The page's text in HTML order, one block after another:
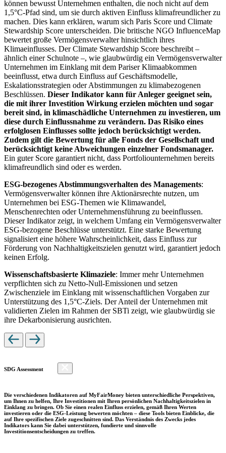
können bewusst Unternehmen enthalten, die noch nicht auf dem
1,5°C-Pfad sind, um sie durch aktiven Einfluss klimafreundlicher zu
machen. Dies kann erklären, warum sich Paris Score und Climate
Stewardship Score unterscheiden. Die britische NGO InfluenceMap
bewertet große Vermögensverwalter hinsichtlich ihres
Klimaeinflusses. Der Climate Stewardship Score beschreibt –
ähnlich einer Schulnote –, wie glaubwürdig ein Vermögensverwalter
Unternehmen im Einklang mit dem Pariser Klimaabkommen
beeinflusst, etwa durch Einfluss auf Geschäftsmodelle,
Eskalationsstrategien oder Abstimmungen zu klimabezogenen
Beschlüssen. Dieser Indikator kann für Anleger geeignet sein,
die mit ihrer Investition Wirkung erzielen möchten und sogar
bereit sind, in klimaschädliche Unternehmen zu investieren, um
diese durch Einflussnahme zu verändern. Das Risiko eines
erfolglosen Einflusses sollte jedoch berücksichtigt werden.
Zudem gilt die Bewertung für alle Fonds der Gesellschaft und
berücksichtigt keine Abweichungen einzelner Fondsmanager.
Ein guter Score garantiert nicht, dass Portfoliounternehmen bereits
klimafreundlich sind oder es werden.
ESG-bezogenes Abstimmungsverhalten des Managements:
Vermögensverwalter können ihre Aktionärsrechte nutzen, um
Unternehmen bei ESG-Themen wie Klimawandel,
Menschenrechten oder Unternehmensführung zu beeinflussen.
Dieser Indikator zeigt, in welchem Umfang ein Vermögensverwalter
ESG-bezogene Beschlüsse unterstützt. Eine starke Bewertung
signalisiert eine höhere Wahrscheinlichkeit, dass Einfluss zur
Förderung von Nachhaltigkeitszielen genutzt wird, garantiert jedoch
keinen Erfolg.
Wissenschaftsbasierte Klimaziele: Immer mehr Unternehmen
verpflichten sich zu Netto-Null-Emissionen und setzen
Zwischenziele im Einklang mit wissenschaftlichen Vorgaben zur
Unterstützung des 1,5°C-Ziels. Der Anteil der Unternehmen mit
validierten Zielen im Rahmen der SBTi zeigt, wie glaubwürdig sie
ihre Dekarbonisierung ausrichten.
SDG Assessment
Die verschiedenen Indikatoren auf MyFairMoney bieten unterschiedliche Perspektiven,
um Ihnen zu helfen, Ihre Investitionen mit Ihren persönlichen Nachhaltigkeitszielen in
Einklang zu bringen. Ob Sie einen realen Einfluss erzielen, gemäß Ihren Werten
investieren oder die ESG-Leistung bewerten möchten – diese Tools bieten Einblicke, die
auf Ihre spezifischen Ziele zugeschnitten sind. Das Verständnis des Zwecks jedes
Indikators kann Sie dabei unterstützen, fundierte und sinnvolle
Investitionsentscheidungen zu treffen.